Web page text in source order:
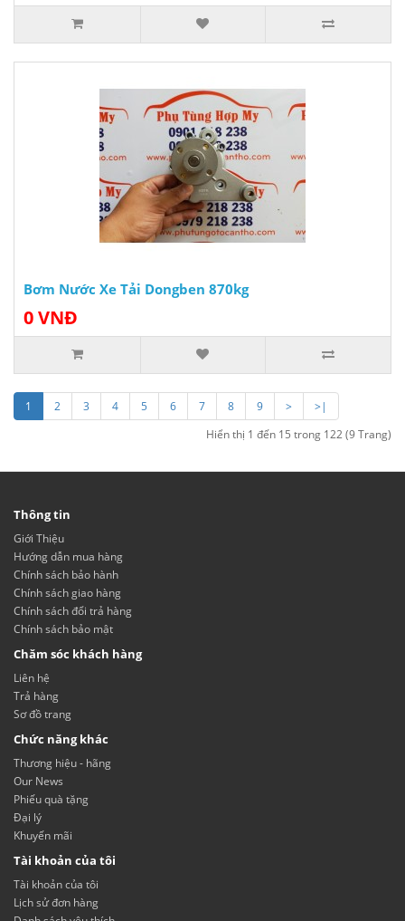
Bơm Nước Xe Tải Dongben 870kg
0 VNĐ
1 2 3 4 5 6 7 8 9 >
>|
Hiển thị 1 đến 15 trong 122 (9 Trang)
Thông tin
Giới Thiệu
Hướng dẫn mua hàng
Chính sách bảo hành
Chính sách giao hàng
Chính sách đổi trả hàng
Chính sách bảo mật
Chăm sóc khách hàng
Liên hệ
Trả hàng
Sơ đồ trang
Chức năng khác
Thương hiệu - hãng
Our News
Phiếu quà tặng
Đại lý
Khuyến mãi
Tài khoản của tôi
Tài khoản của tôi
Lịch sử đơn hàng